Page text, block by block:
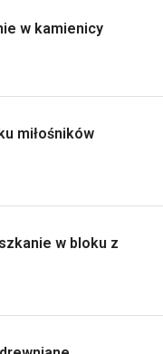
w kamienicy
miłośników
w bloku z